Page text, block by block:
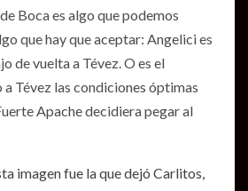
Boca es algo que podemos
que hay que aceptar: Angelici es
de vuelta a Tévez. O es el
Tévez las condiciones óptimas
Apache decidiera pegar al